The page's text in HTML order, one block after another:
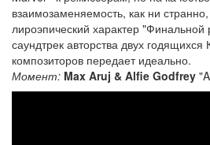
взаимозаменяемость, как ни
лироэпический характер "Финальной
саундтрек авторства двух годящихся
композиторов передает идеально.
Момент: Max Aruj & Alfie Godfrey